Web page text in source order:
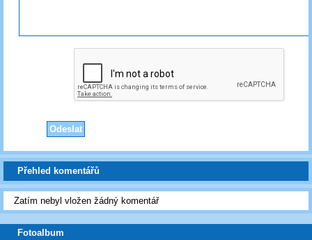
Přehled komentářů
Zatím nebyl vložen žádný komentář
Fotoalbum